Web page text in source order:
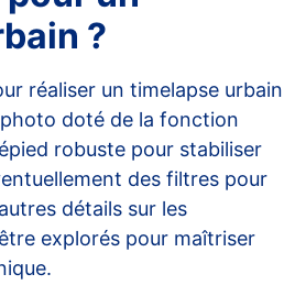
?
réaliser un timelapse urbain
doté de la fonction
robuste pour stabiliser
des filtres pour
détails sur les
explorés pour maîtriser